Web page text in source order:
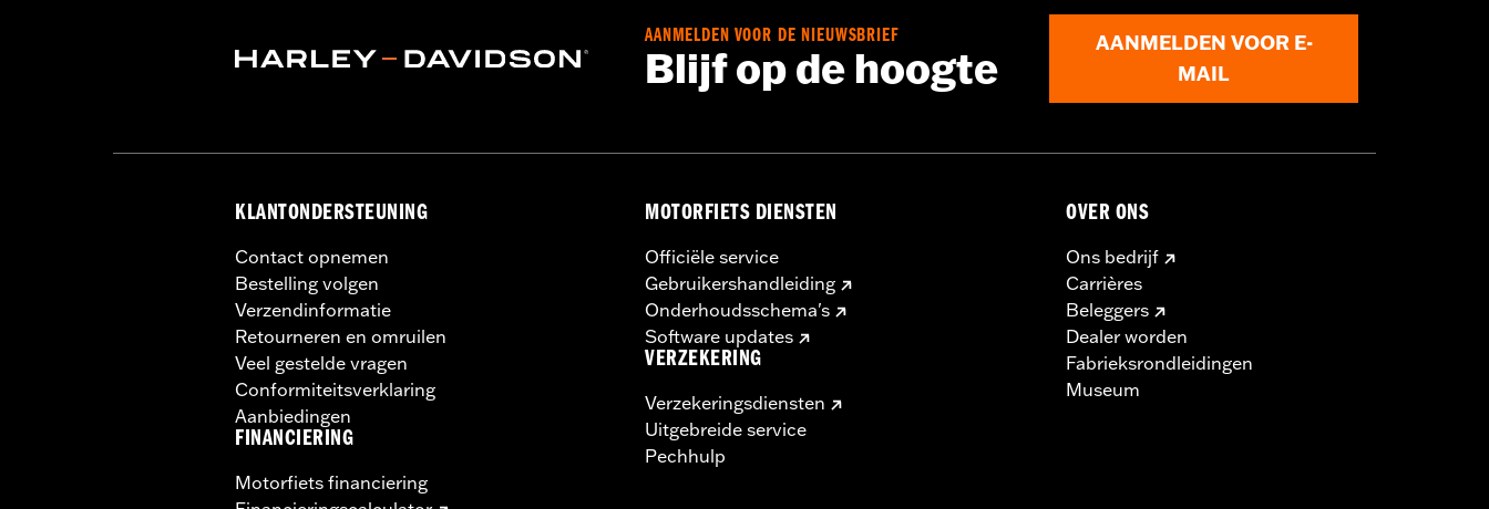
AANMELDEN VOOR DE NIEUWSBRIEF
Blijf op de hoogte
AANMELDEN VOOR E-
MAIL
KLANTONDERSTEUNING
Contact opnemen
Bestelling volgen
Verzendinformatie
Retourneren en omruilen
Veel gestelde vragen
Conformiteitsverklaring
Aanbiedingen
FINANCIERING
Motorfiets financiering
MOTORFIETS DIENSTEN
Officiële service
Gebruikershandleiding
Onderhoudsschema's
Software updates
VERZEKERING
Verzekeringsdiensten
Uitgebreide service
Pechhulp
OVER ONS
Ons bedrijf
Carrières
Beleggers
Dealer worden
Fabrieksrondleidingen
Museum